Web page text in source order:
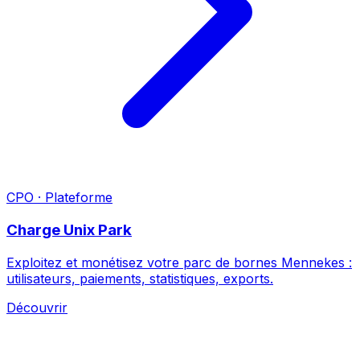
CPO · Plateforme
Charge Unix Park
Exploitez et monétisez votre parc de bornes Mennekes :
utilisateurs, paiements, statistiques, exports.
Découvrir